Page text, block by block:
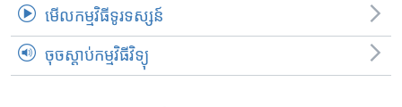
មើល​កម្មវិធី​ទូរទស្សន៍
ចុចស្តាប់កម្មវិធីវិទ្យុ